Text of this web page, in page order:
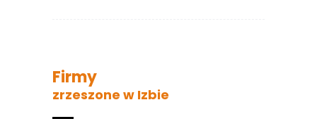
Firmy
zrzeszone w Izbie